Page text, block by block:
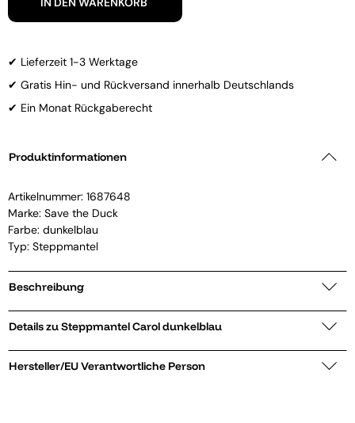
✔ Lieferzeit 1-3 Werktage
✔ Gratis Hin- und Rückversand innerhalb Deutschlands
✔ Ein Monat Rückgaberecht
Produktinformationen
Artikelnummer: 1687648
Marke: Save the Duck
Farbe: dunkelblau
Typ: Steppmantel
Beschreibung
Details zu Steppmantel Carol dunkelblau
Hersteller/EU Verantwortliche Person